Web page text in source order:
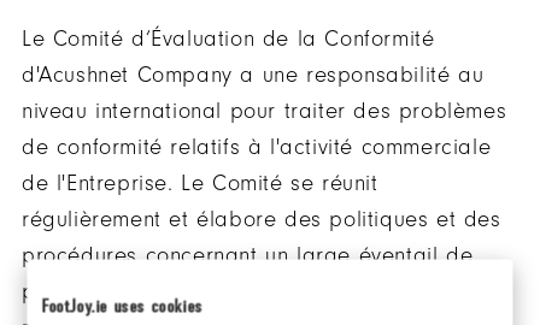
FootJoy.ie uses cookies
Le Comité d’Évaluation de la Conformité
d'Acushnet Company a une responsabilité au
niveau international pour traiter des problèmes
de conformité relatifs à l'activité commerciale
de l'Entreprise. Le Comité se réunit
régulièrement et élabore des politiques et des
procédures concernant un large éventail de
problèmes, des clauses sont incluses dans de